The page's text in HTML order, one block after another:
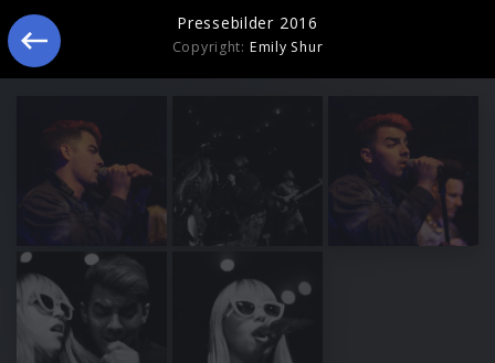
Berlin Besuch - Konzert "Prince Charles"
Pressebilder 2016
Copyright: Emily Shur